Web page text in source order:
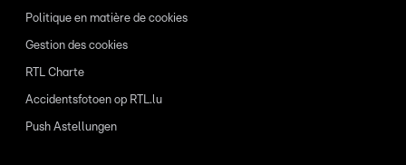
Politique en matière de cookies
Gestion des cookies
RTL Charte
Accidentsfotoen op RTL.lu
Push Astellungen